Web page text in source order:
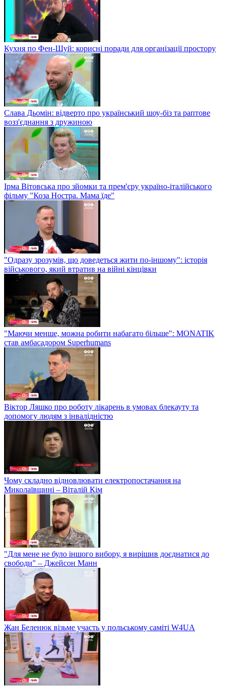
Кухня по Фен-Шуй: корисні поради для організації простору
Слава Дьомін: відверто про український шоу-біз та раптове
возз'єднання з дружиною
Ірма Вітовська про зйомки та прем'єру україно-італійського
фільму "Коза Ностра. Мама їде"
"Одразу зрозумів, що доведеться жити по-іншому": історія
військового, який втратив на війні кінцівки
"Маючи менше, можна робити набагато більше": MONATIK
став амбасадором Superhumans
Віктор Ляшко про роботу лікарень в умовах блекауту та
допомогу людям з інвалідністю
Чому складно відновлювати електропостачання на
Миколаївщині – Віталій Кім
"Для мене не було іншого вибору, я вирішив доєднатися до
свободи" – Джейсон Манн
Жан Беленюк візьме участь у польському саміті W4UA